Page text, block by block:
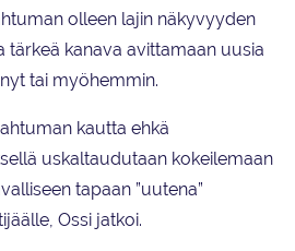
olleen lajin näkyvyyden
tärkeä kanava avittamaan uusia
tai myöhemmin.
kautta ehkä
uskaltaudutaan kokeilemaan
tapaan ”uutena”
Ossi jatkoi.